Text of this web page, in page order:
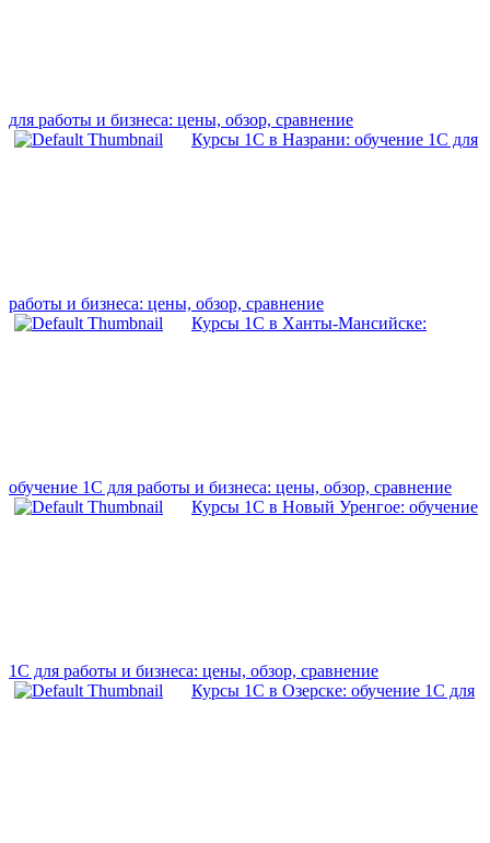
для работы и бизнеса: цены, обзор, сравнение
Курсы 1С в Назрани: обучение 1С для
работы и бизнеса: цены, обзор, сравнение
Курсы 1С в Ханты-Мансийске:
обучение 1С для работы и бизнеса: цены, обзор, сравнение
Курсы 1С в Новый Уренгое: обучение
1С для работы и бизнеса: цены, обзор, сравнение
Курсы 1С в Озерске: обучение 1С для